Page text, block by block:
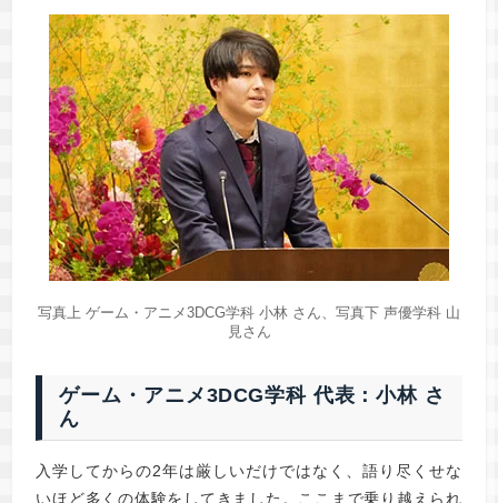
写真上 ゲーム・アニメ3DCG学科 小林 さん、写真下 声優学科 山
見さん
ゲーム・アニメ3DCG学科 代表：小林 さ
ん
入学してからの2年は厳しいだけではなく、語り尽くせな
いほど多くの体験をしてきました。ここまで乗り越えられ